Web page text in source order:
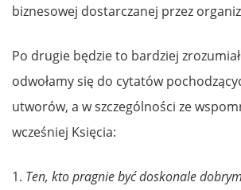
biznesowej dostarczanej przez
Po drugie będzie to bardziej
odwołamy się do cytatów
utworów, a w szczególności ze
wcześniej Księcia:
1. Ten, kto prag­nie być dos­ko­nale